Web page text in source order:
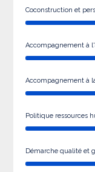
Coconstruction et
Accompagnement à
Accompagnement à
Politique ressources
Démarche qualité et